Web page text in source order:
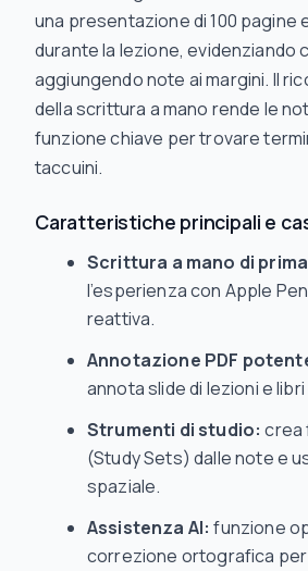
una presentazione di 100 pagine
durante la lezione, evidenziando
aggiungendo note ai margini. Il
della scrittura a mano rende le
funzione chiave per trovare
taccuini.
Caratteristiche principali e
Scrittura a mano di
l’esperienza con Apple
reattiva.
Annotazione PDF
annota slide di lezioni e
Strumenti di studio: crea
(Study Sets) dalle note e
spaziale.
Assistenza AI: funzione
correzione ortografica